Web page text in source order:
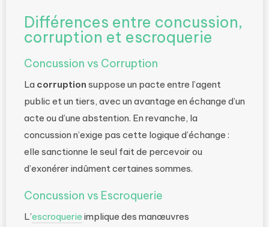
Différences entre concussion,
corruption et escroquerie
Concussion vs Corruption
La corruption suppose un pacte entre l’agent
public et un tiers, avec un avantage en échange d’un
acte ou d’une abstention. En revanche, la
concussion n’exige pas cette logique d’échange :
elle sanctionne le seul fait de percevoir ou
d’exonérer indûment certaines sommes.
Concussion vs Escroquerie
L’escroquerie implique des manœuvres